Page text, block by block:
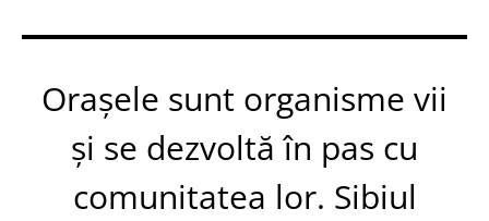
Orașele sunt organisme vii
și se dezvoltă în pas cu
comunitatea lor. Sibiul